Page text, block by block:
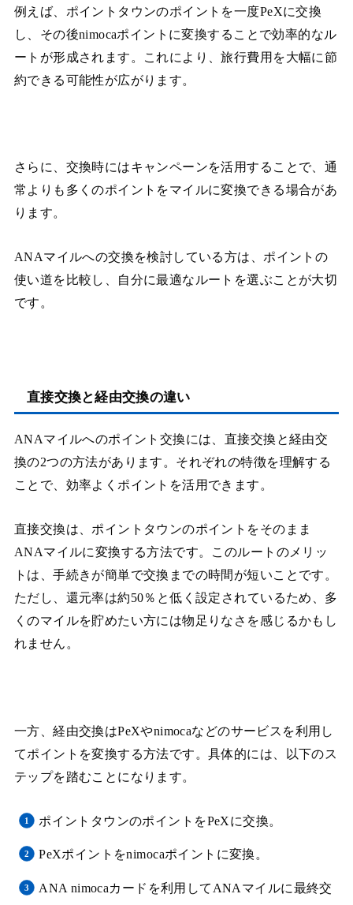
例えば、ポイントタウンのポイントを一度PeXに交換
し、その後nimocaポイントに変換することで効率的なル
ートが形成されます。これにより、旅行費用を大幅に節
約できる可能性が広がります。
さらに、交換時にはキャンペーンを活用することで、通
常よりも多くのポイントをマイルに変換できる場合があ
ります。
ANAマイルへの交換を検討している方は、ポイントの
使い道を比較し、自分に最適なルートを選ぶことが大切
です。
直接交換と経由交換の違い
ANAマイルへのポイント交換には、直接交換と経由交
換の2つの方法があります。それぞれの特徴を理解する
ことで、効率よくポイントを活用できます。
直接交換は、ポイントタウンのポイントをそのまま
ANAマイルに変換する方法です。このルートのメリッ
トは、手続きが簡単で交換までの時間が短いことです。
ただし、還元率は約50％と低く設定されているため、多
くのマイルを貯めたい方には物足りなさを感じるかもし
れません。
一方、経由交換はPeXやnimocaなどのサービスを利用し
てポイントを変換する方法です。具体的には、以下のス
テップを踏むことになります。
ポイントタウンのポイントをPeXに交換。
PeXポイントをnimocaポイントに変換。
ANA nimocaカードを利用してANAマイルに最終交